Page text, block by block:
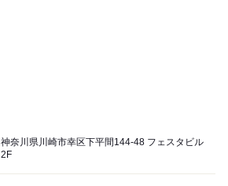
神奈川県川崎市幸区下平間144-48 フェスタビル
2F